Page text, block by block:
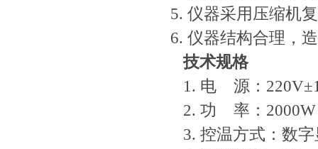
5. 仪器采用压缩机
6. 仪器结构合理，
技术规格
1. 电 源：
2. 功 率：2000W
3. 控温方式：数